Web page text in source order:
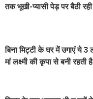
तक भूखी-प्यासी पेड़ पर बैठी रही
बिना मिट्टी के घर में उगाएं ये 3
मां लक्ष्मी की कृपा से बनी रहती